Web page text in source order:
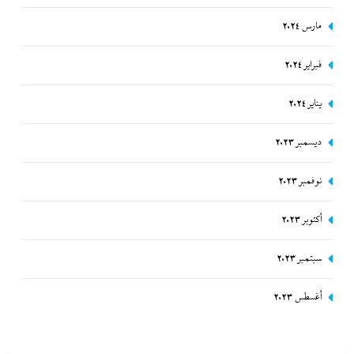
مارس 2024
فبراير 2024
يناير 2024
ديسمبر 2023
نوفمبر 2023
أكتوبر 2023
سبتمبر 2023
أغسطس 2023